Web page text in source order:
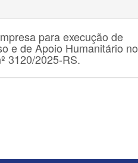
para execução de
e de Apoio Humanitário no
3120/2025-RS.